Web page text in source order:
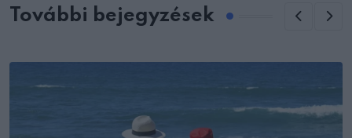
További bejegyzések